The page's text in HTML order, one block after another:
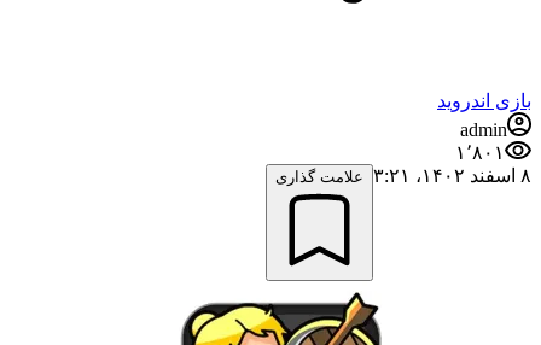
بازی اندروید
admin
۱٬۸۰۱
۸ اسفند ۱۴۰۲،‏ ۳:۲۱
علامت گذاری